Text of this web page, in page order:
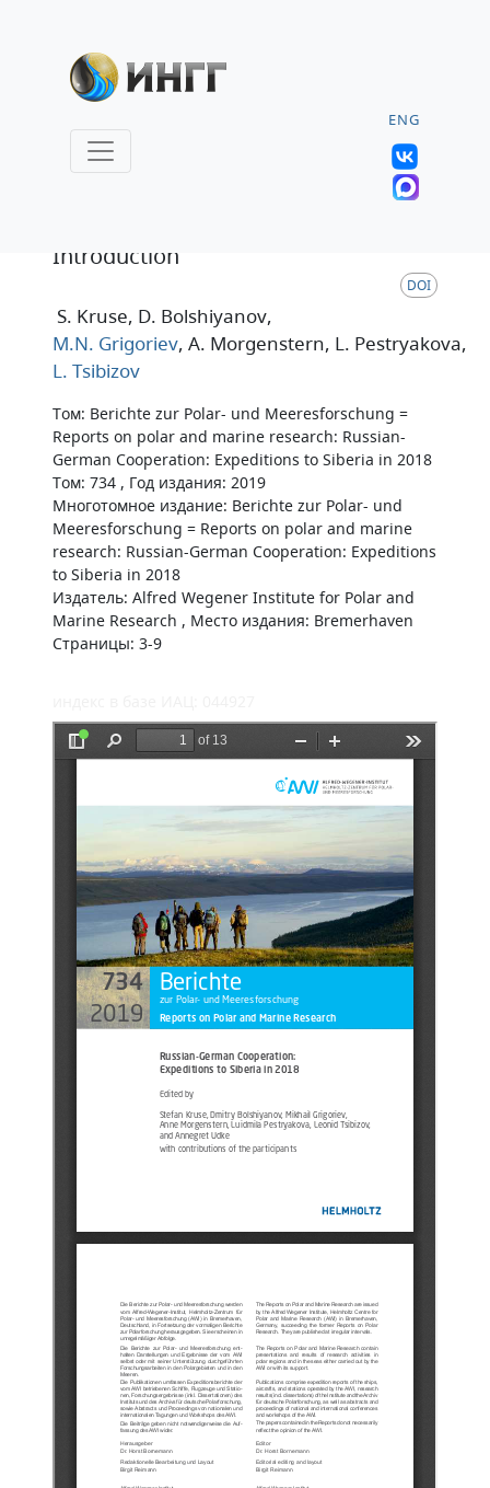
ENG
Introduction
DOI
S. Kruse, D. Bolshiyanov,
M.N. Grigoriev, A. Morgenstern, L. Pestryakova,
L. Tsibizov
Том: Berichte zur Polar- und Meeresforschung =
Reports on polar and marine research: Russian-
German Cooperation: Expeditions to Siberia in 2018
Том: 734 , Год издания: 2019
Многотомное издание: Berichte zur Polar- und
Meeresforschung = Reports on polar and marine
research: Russian-German Cooperation: Expeditions
to Siberia in 2018
Издатель: Alfred Wegener Institute for Polar and
Marine Research , Место издания: Bremerhaven
Страницы: 3-9